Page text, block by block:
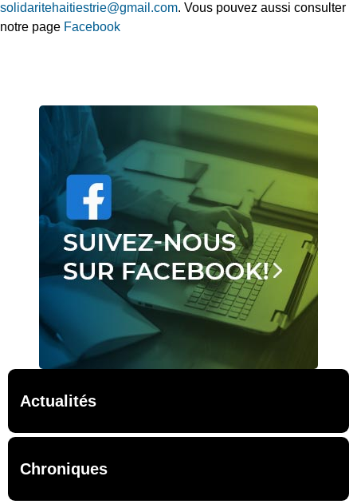
solidaritehaitiestrie@gmail.com. Vous pouvez aussi consulter
notre page Facebook
Actualités
Chroniques